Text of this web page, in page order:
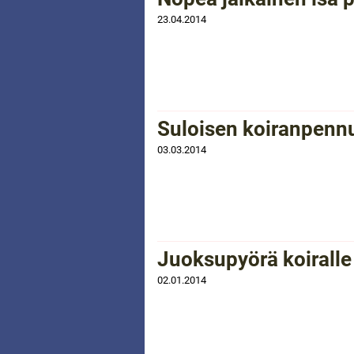
23.04.2014
Suloisen
03.03.2014
Juoksupyörä koiralle
02.01.2014